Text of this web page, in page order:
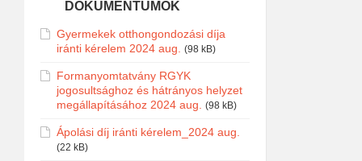
DOKUMENTUMOK
Gyermekek otthongondozási díja
iránti kérelem 2024 aug. (98 kB)
Formanyomtatvány RGYK
jogosultsághoz és hátrányos helyzet
megállapításához 2024 aug. (98 kB)
Ápolási díj iránti kérelem_2024 aug.
(22 kB)